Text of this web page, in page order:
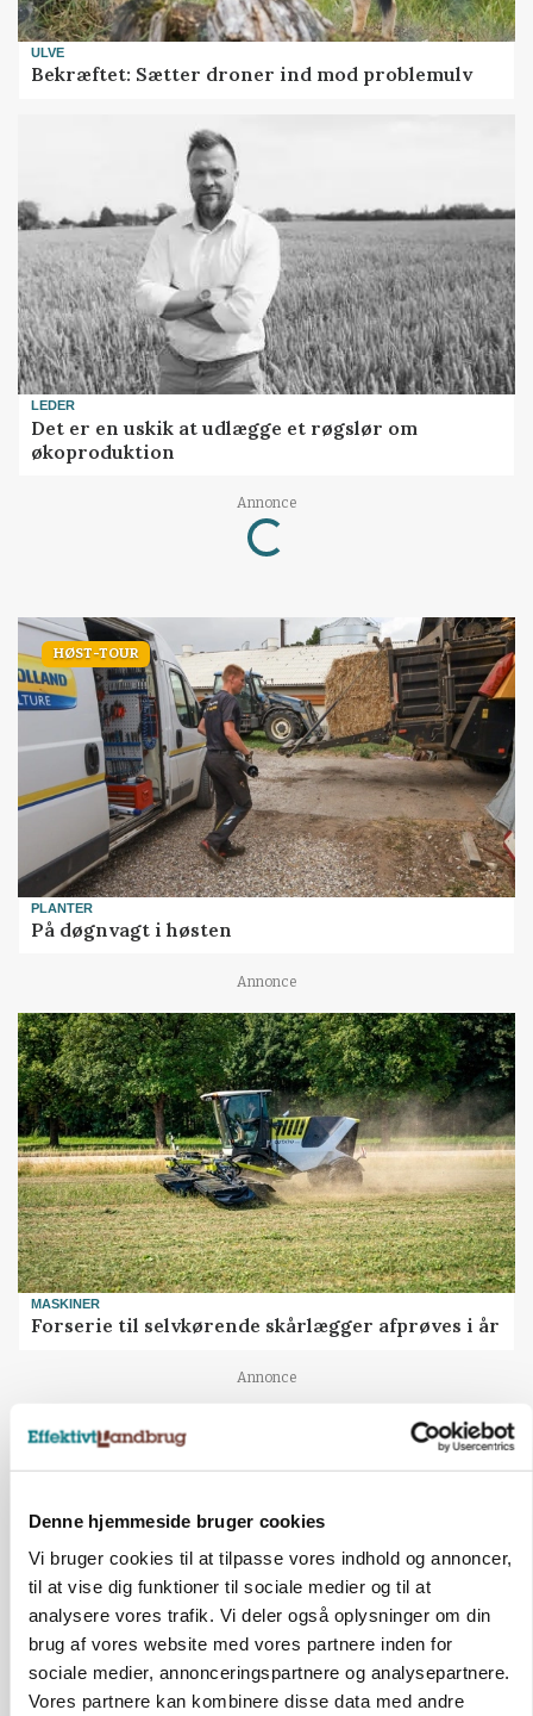
Denne hjemmeside bruger cookies
Vi bruger cookies til at tilpasse vores indhold og annoncer,
til at vise dig funktioner til sociale medier og til at
analysere vores trafik. Vi deler også oplysninger om din
brug af vores website med vores partnere inden for
sociale medier, annonceringspartnere og analysepartnere.
Vores partnere kan kombinere disse data med andre
ULVE
Bekræftet: Sætter droner ind mod problemulv
LEDER
Det er en uskik at udlægge et røgslør om
økoproduktion
Annonce
Loading...
HØST-TOUR
PLANTER
På døgnvagt i høsten
Annonce
MASKINER
Forserie til selvkørende skårlægger afprøves i år
Annonce
ARRANGEMENT
Markvandring sætter fokus på elefantgræs
Loading...